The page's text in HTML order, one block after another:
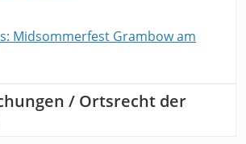
Midsommerfest Grambow am
/ Ortsrecht der